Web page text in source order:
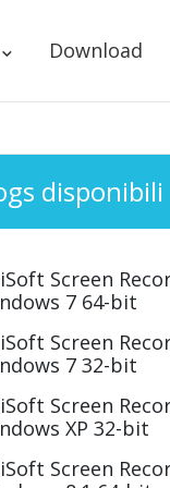
Download
disponibili
Screen
7 64-bit
Screen
7 32-bit
Screen
XP 32-bit
Screen